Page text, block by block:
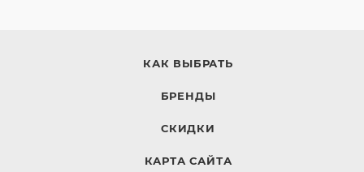
КАК ВЫБРАТЬ
БРЕНДЫ
СКИДКИ
КАРТА САЙТА